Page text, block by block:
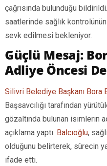
çağrısında bulunduğu
saatlerinde sağlık kontrolünün
sevk edilmesi bekleniyor.
Güçlü Mesaj:
Adliye Öncesi
Silivri Belediye Başkanı Bora
Başsavcılığı tarafından
gözaltında bulunan isimlerin
açıklama yaptı. Balcıoğlu,
olduğunu belirterek, sürecin
ifade etti.